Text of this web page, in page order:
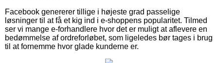
Facebook genererer tillige i højeste grad passelige
løsninger til at få et kig ind i e-shoppens popularitet. Tilmed
ser vi mange e-forhandlere hvor det er muligt at aflevere en
bedømmelse af ordreforløbet, som ligeledes bør tages i brug
til at fornemme hvor glade kunderne er.